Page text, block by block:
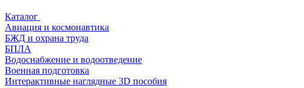
Каталог
Авиация и космонавтика
БЖД и охрана труда
БПЛА
Водоснабжение и водоотведение
Военная подготовка
Интерактивные наглядные 3D пособия